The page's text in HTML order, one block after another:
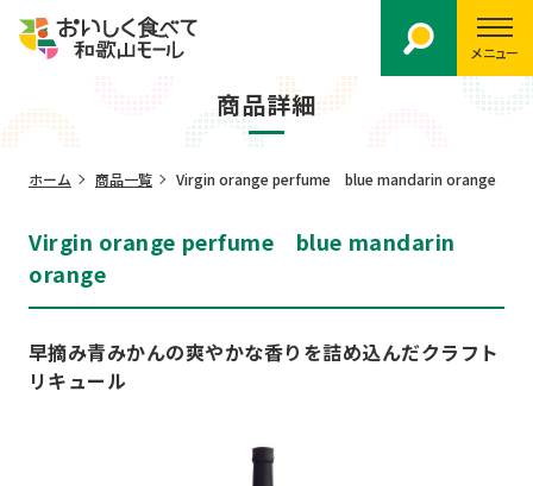
メニュー
商品詳細
ホーム 商品一覧 Virgin orange perfume blue mandarin orange
Virgin orange perfume blue mandarin
orange
早摘み青みかんの爽やかな香りを詰め込んだクラフト
リキュール